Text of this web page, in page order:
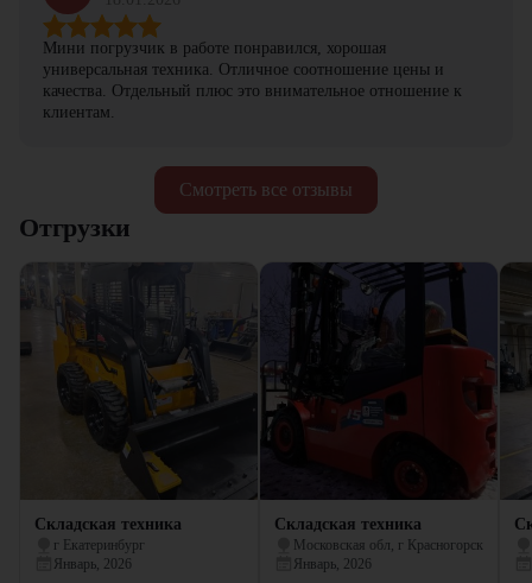
Смотреть все отзывы
Мини погрузчик в работе понравился, хорошая
универсальная техника. Отличное соотношение цены и
качества. Отдельный плюс это внимательное отношение к
клиентам.
Отгрузки
Складская техника
г Екатеринбург
Январь, 2026
Складская техника
Московская обл, г Красногорск
Январь, 2026